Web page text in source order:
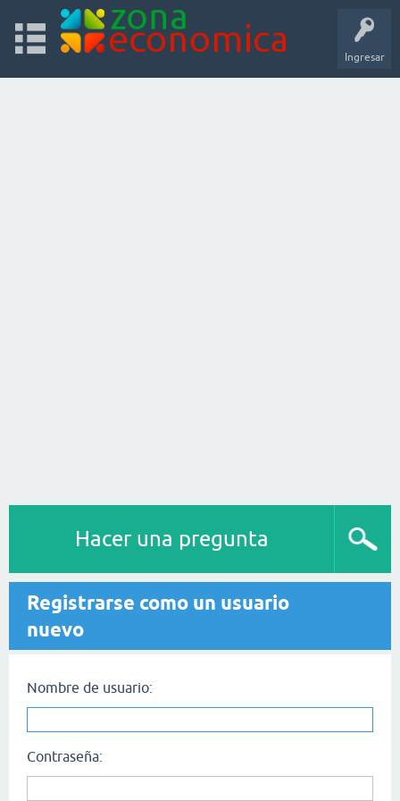
Ingresar
Hacer una pregunta
Registrarse como un usuario
nuevo
Nombre de usuario:
Contraseña: